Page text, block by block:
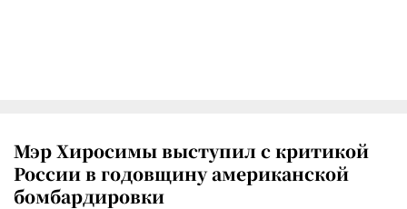
Мэр Хиросимы выступил с критикой
России в годовщину американской
бомбардировки